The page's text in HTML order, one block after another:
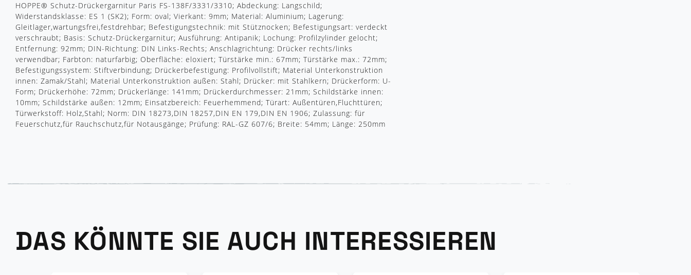
HOPPE® Schutz-Drückergarnitur Paris FS-138F/3331/3310; Abdeckung: Langschild;
Widerstandsklasse: ES 1 (SK2); Form: oval; Vierkant: 9mm; Material: Aluminium; Lagerung:
Gleitlager,wartungsfrei,festdrehbar; Befestigungstechnik: mit Stütznocken; Befestigungsart: verdeckt
verschraubt; Basis: Schutz-Drückergarnitur; Ausführung: Antipanik; Lochung: Profilzylinder gelocht;
Entfernung: 92mm; DIN-Richtung: DIN Links-Rechts; Anschlagrichtung: Drücker rechts/links
verwendbar; Farbton: naturfarbig; Oberfläche: eloxiert; Türstärke min.: 67mm; Türstärke max.: 72mm;
Befestigungssystem: Stiftverbindung; Drückerbefestigung: Profilvollstift; Material Unterkonstruktion
innen: Zamak/Stahl; Material Unterkonstruktion außen: Stahl; Drücker: mit Stahlkern; Drückerform: U-
Form; Drückerhöhe: 72mm; Drückerlänge: 141mm; Drückerdurchmesser: 21mm; Schildstärke innen:
10mm; Schildstärke außen: 12mm; Einsatzbereich: Feuerhemmend; Türart: Außentüren,Fluchttüren;
Türwerkstoff: Holz,Stahl; Norm: DIN 18273,DIN 18257,DIN EN 179,DIN EN 1906; Zulassung: für
Feuerschutz,für Rauchschutz,für Notausgänge; Prüfung: RAL-GZ 607/6; Breite: 54mm; Länge: 250mm
DAS KÖNNTE SIE AUCH INTERESSIEREN